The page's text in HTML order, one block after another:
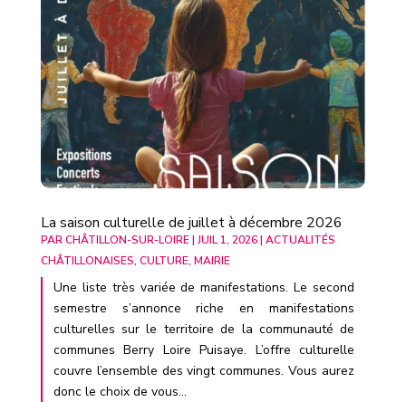
La saison culturelle de juillet à décembre 2026
PARCHÂTILLON-SUR-LOIRE|JUIL 1, 2026| ACTUALITÉS
CHÂTILLONAISES, CULTURE, MAIRIE
Une liste très variée de manifestations. Le second
semestre s’annonce riche en manifestations
culturelles sur le territoire de la communauté de
communes Berry Loire Puisaye. L’offre culturelle
couvre l’ensemble des vingt communes. Vous aurez
donc le choix de vous...